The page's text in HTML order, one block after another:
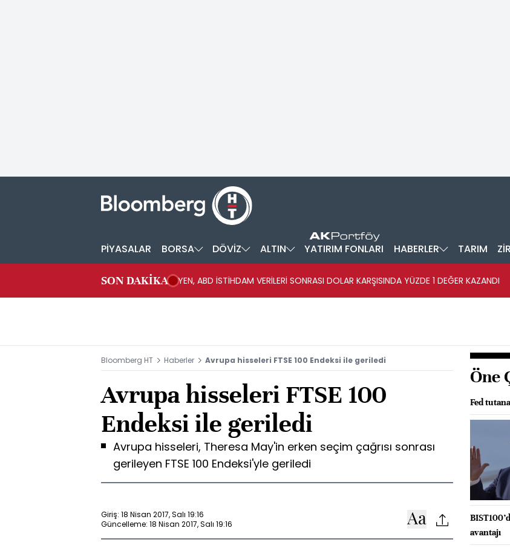
PİYASALAR BORSA DÖVİZ ALTIN YATIRIM FONLARI HABERLER TARIM
SON DAKİKA YEN, ABD İSTİHDAM VERİLERİ SONRASI DOLAR KARŞISINDA YÜZDE 1 DEĞER KAZANDI
Bloomberg HT Haberler Avrupa hisseleri FTSE 100 Endeksi ile geriledi
Avrupa hisseleri FTSE 100
Endeksi ile geriledi
Avrupa hisseleri, Theresa May'in erken seçim çağrısı sonrası
gerileyen FTSE 100 Endeksi'yle geriledi
Giriş: 18 Nisan 2017, Salı 19:16
Güncelleme: 18 Nisan 2017, Salı 19:16
Öne
Fed
avantajı